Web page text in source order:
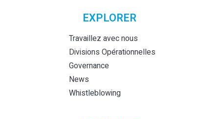
EXPLORER
Travaillez avec nous
Divisions Opérationnelles
Governance
News
Whistleblowing